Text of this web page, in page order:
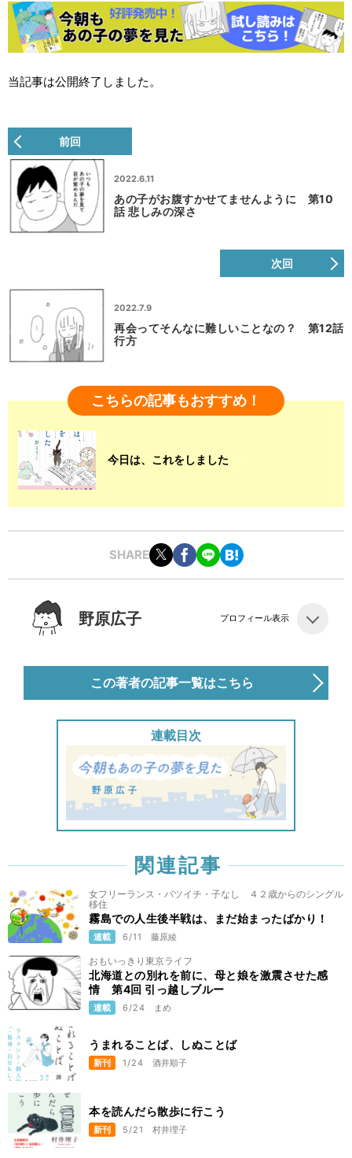
当記事は公開終了しました。
前回
2022.6.11
あの子がお腹すかせてませんように 第10
話 悲しみの深さ
次回
2022.7.9
再会ってそんなに難しいことなの？ 第12話
行方
こちらの記事もおすすめ！
今日は、これをしました
SHARE
野原広子 プロフィール表示
この著者の記事一覧はこちら
連載目次
関連記事
女フリーランス・バツイチ・子なし ４２歳からのシングル
移住
霧島での人生後半戦は、まだ始まったばかり！
連載 6/11 藤原綾
おもいっきり東京ライフ
北海道との別れを前に、母と娘を激震させた感
情 第4回 引っ越しブルー
連載 6/24 まめ
うまれることば、しぬことば
新刊 1/24 酒井順子
本を読んだら散歩に行こう
新刊 5/21 村井理子